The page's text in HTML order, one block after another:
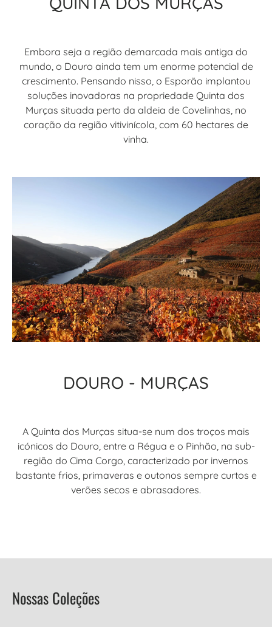
Embora seja a região demarcada mais antiga do
mundo, o Douro ainda tem um enorme potencial de
crescimento. Pensando nisso, o Esporão implantou
soluções inovadoras na propriedade Quinta dos
Murças situada perto da aldeia de Covelinhas, no
coração da região vitivinícola, com 60 hectares de
vinha.
DOURO - MURÇAS
A Quinta dos Murças situa-se num dos troços mais
icónicos do Douro, entre a Régua e o Pinhão, na sub-
região do Cima Corgo, caracterizado por invernos
bastante frios, primaveras e outonos sempre curtos e
verões secos e abrasadores.
Nossas Coleções